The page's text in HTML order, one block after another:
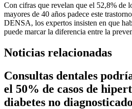
Con cifras que revelan que el 52,8% de
mayores de 40 años padece este
DENSA, los expertos insisten en que
puede marcar la diferencia entre la
Noticias relacionadas
Consultas dentales
el 50% de casos de
diabetes no